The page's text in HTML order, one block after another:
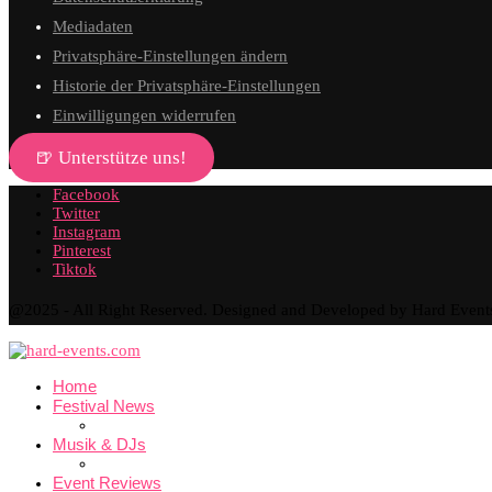
Mediadaten
Privatsphäre-Einstellungen ändern
Historie der Privatsphäre-Einstellungen
Einwilligungen widerrufen
🍺 Unterstütze uns!
Facebook
Twitter
Instagram
Pinterest
Tiktok
Home
Festival News
Musik & DJs
Event Reviews